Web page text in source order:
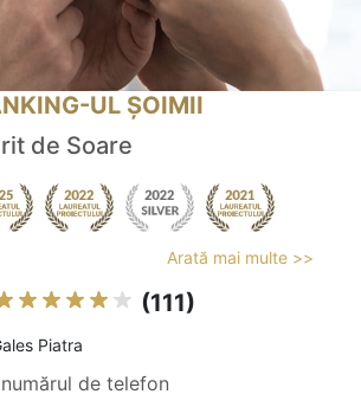
UL ȘOIMII
de Soare
Arată mai multe >>
(111)
Piatra
de telefon